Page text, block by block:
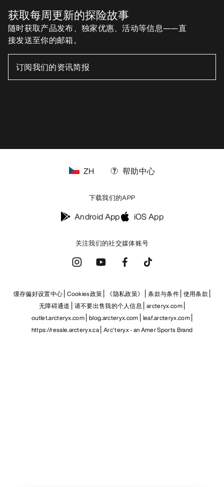
获取每周更新的探险故事
随时获取产品发布、独家优惠、活动等信息——直
接发送至你的邮箱。
关注我们的社交媒体账号
ZH 帮助中心
下载我们的APP
Android App iOS App
缓存偏好设置中心 Cookies政策 《隐私政策》 条款与条件 使用条款
无障碍通道
请不要出售我的个人信息 arcteryx.com
outlet.arcteryx.com blog.arcteryx.com leaf.arcteryx.com
https://resale.arcteryx.ca Arc'teryx - an Amer Sports Brand